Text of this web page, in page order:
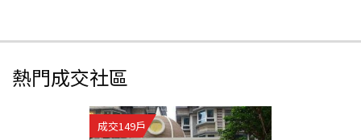
熱門成交社區
成交149戶